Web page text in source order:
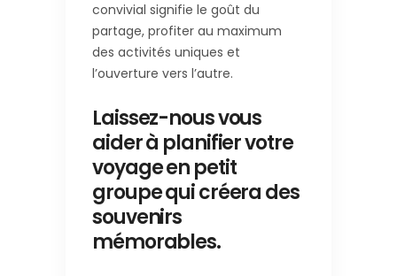
convivial signifie le goût du
partage, profiter au maximum
des activités uniques et
l’ouverture vers l’autre.
Laissez-nous vous
aider à planifier votre
voyage en petit
groupe qui créera des
souvenirs
mémorables.